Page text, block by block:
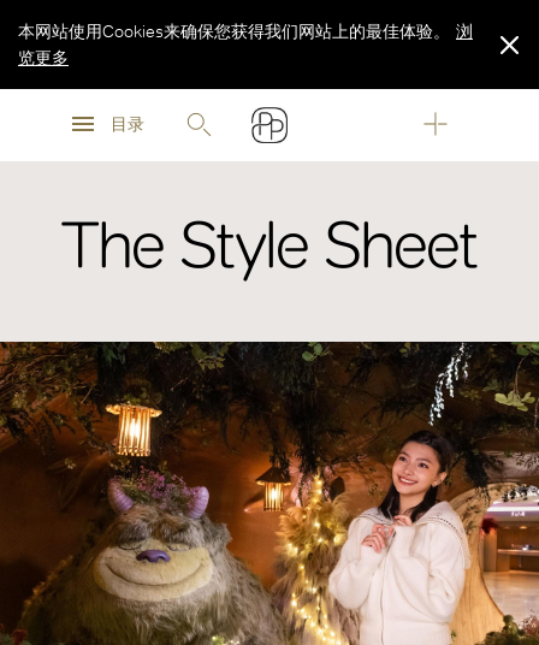
浏
目录
本网站使用Cookies来确保您获得我们网站上的最佳体验。
浏
览更多
The Style Sheet